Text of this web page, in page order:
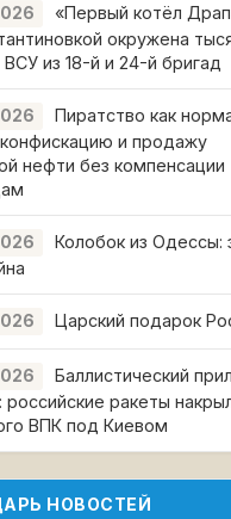
«Первый котёл
окружена
из 18-й и 24-й бригад
Пиратство как
конфискацию и продажу
нефти без компенсации
Колобок из Одессы:
Царский подарок
Баллистический
российские ракеты
ВПК под Киевом
НОВОСТЕЙ